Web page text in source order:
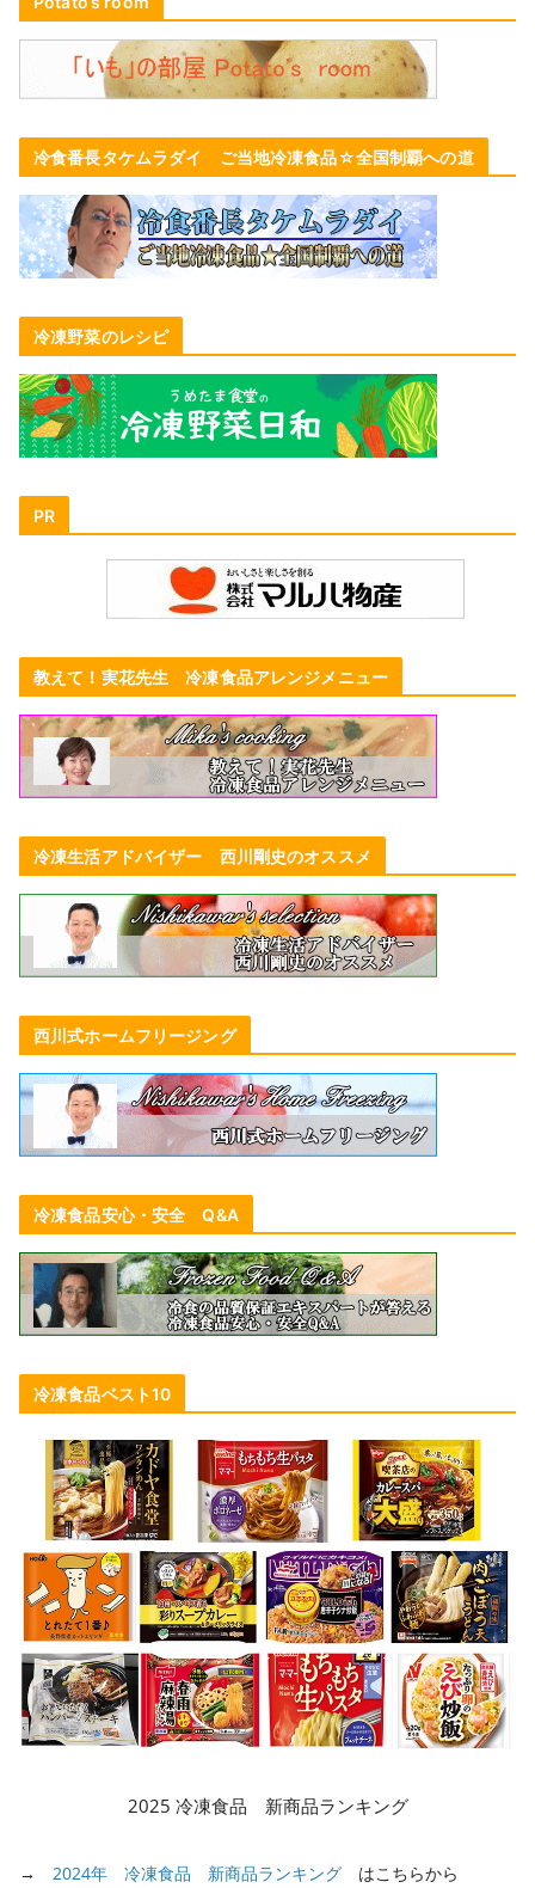
冷食番長タケムラダイ ご当地冷凍食品☆全国制覇への道
冷凍野菜のレシピ
PR
教えて！実花先生 冷凍食品アレンジメニュー
冷凍生活アドバイザー 西川剛史のオススメ
西川式ホームフリージング
冷凍食品安心・安全 Q&A
冷凍食品ベスト10
2025 冷凍食品 新商品ランキング
→ 2024年 冷凍食品 新商品ランキング はこちらから